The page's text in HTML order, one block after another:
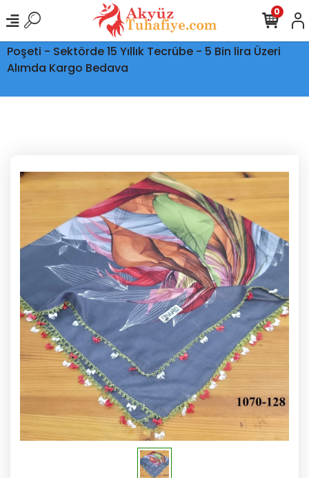
Ptt Kargo İle Tüm Türkiye'ye Teslimat - Şeffaf Kargo
Poşeti - Sektörde 15 Yıllık Tecrübe - 5 Bin lira Üzeri
Alımda Kargo Bedava
0